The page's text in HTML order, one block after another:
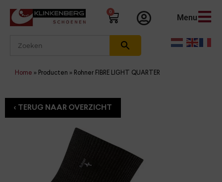
0
Menu
Home » Producten » Rohner FIBRE LIGHT QUARTER